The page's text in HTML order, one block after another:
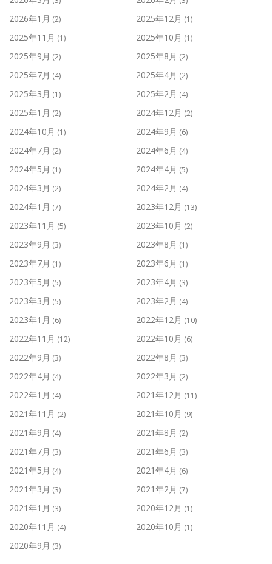
2026年1月 (2) 2025年12月 (1)
2025年11月 (1) 2025年10月 (1)
2025年9月 (2) 2025年8月 (2)
2025年7月 (4) 2025年4月 (2)
2025年3月 (1) 2025年2月 (4)
2025年1月 (2) 2024年12月 (2)
2024年10月 (1) 2024年9月 (6)
2024年7月 (2) 2024年6月 (4)
2024年5月 (1) 2024年4月 (5)
2024年3月 (2) 2024年2月 (4)
2024年1月 (7) 2023年12月 (13)
2023年11月 (5) 2023年10月 (2)
2023年9月 (3) 2023年8月 (1)
2023年7月 (1) 2023年6月 (1)
2023年5月 (5) 2023年4月 (3)
2023年3月 (5) 2023年2月 (4)
2023年1月 (6) 2022年12月 (10)
2022年11月 (12) 2022年10月 (6)
2022年9月 (3) 2022年8月 (3)
2022年4月 (4) 2022年3月 (2)
2022年1月 (4) 2021年12月 (11)
2021年11月 (2) 2021年10月 (9)
2021年9月 (4) 2021年8月 (2)
2021年7月 (3) 2021年6月 (3)
2021年5月 (4) 2021年4月 (6)
2021年3月 (3) 2021年2月 (7)
2021年1月 (3) 2020年12月 (1)
2020年11月 (4) 2020年10月 (1)
2020年9月 (3)